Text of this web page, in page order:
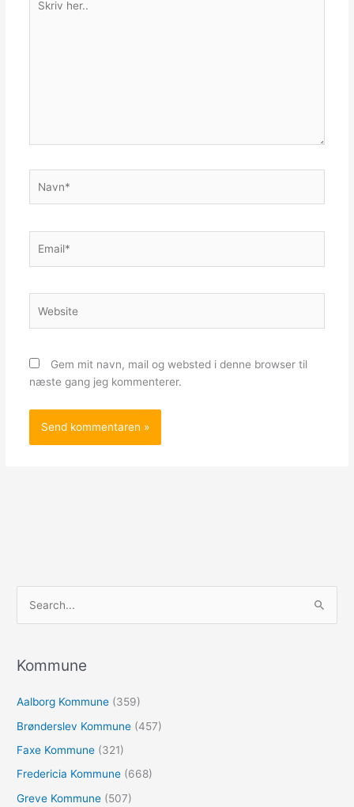
her..
Gem mit navn, mail og websted i denne browser til
næste gang jeg kommenterer.
e
t
e
r
Kommune
Aalborg Kommune (359)
Brønderslev Kommune (457)
Faxe Kommune (321)
Fredericia Kommune (668)
Greve Kommune (507)